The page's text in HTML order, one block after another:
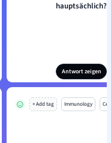
hauptsächlich?
Antwort zeigen
+ Add tag Immunology